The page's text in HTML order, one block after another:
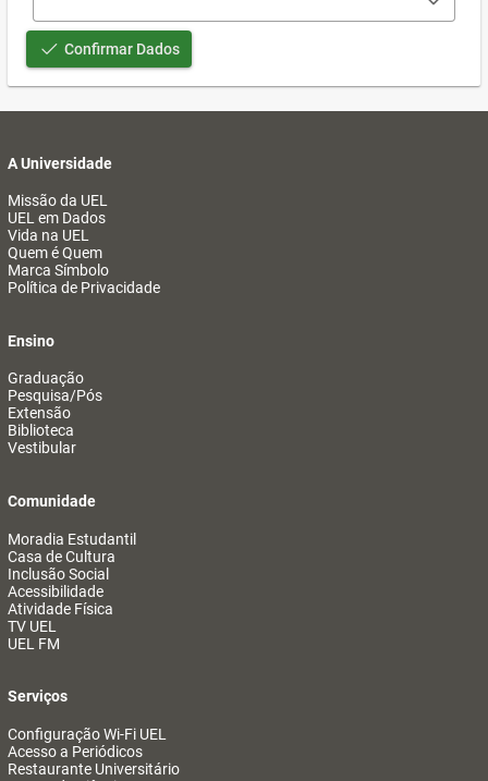
Confirmar Dados
A Universidade
Missão da UEL
UEL em Dados
Vida na UEL
Quem é Quem
Marca Símbolo
Política de Privacidade
Ensino
Graduação
Pesquisa/Pós
Extensão
Biblioteca
Vestibular
Comunidade
Moradia Estudantil
Casa de Cultura
Inclusão Social
Acessibilidade
Atividade Física
TV UEL
UEL FM
Serviços
Configuração Wi-Fi UEL
Acesso a Periódicos
Restaurante Universitário